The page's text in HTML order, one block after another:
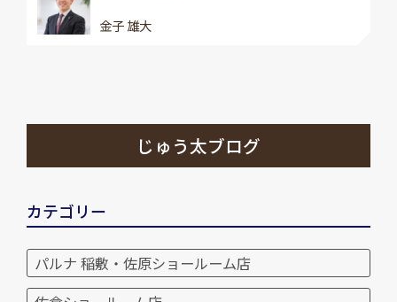
金子 雄大
じゅう太ブログ
カテゴリー
パルナ 稲敷・佐原ショールーム店